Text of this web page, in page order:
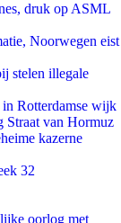
druk op ASML
Noorwegen eist
stelen illegale
Rotterdamse wijk
Straat van Hormuz
kazerne
32
oorlog met